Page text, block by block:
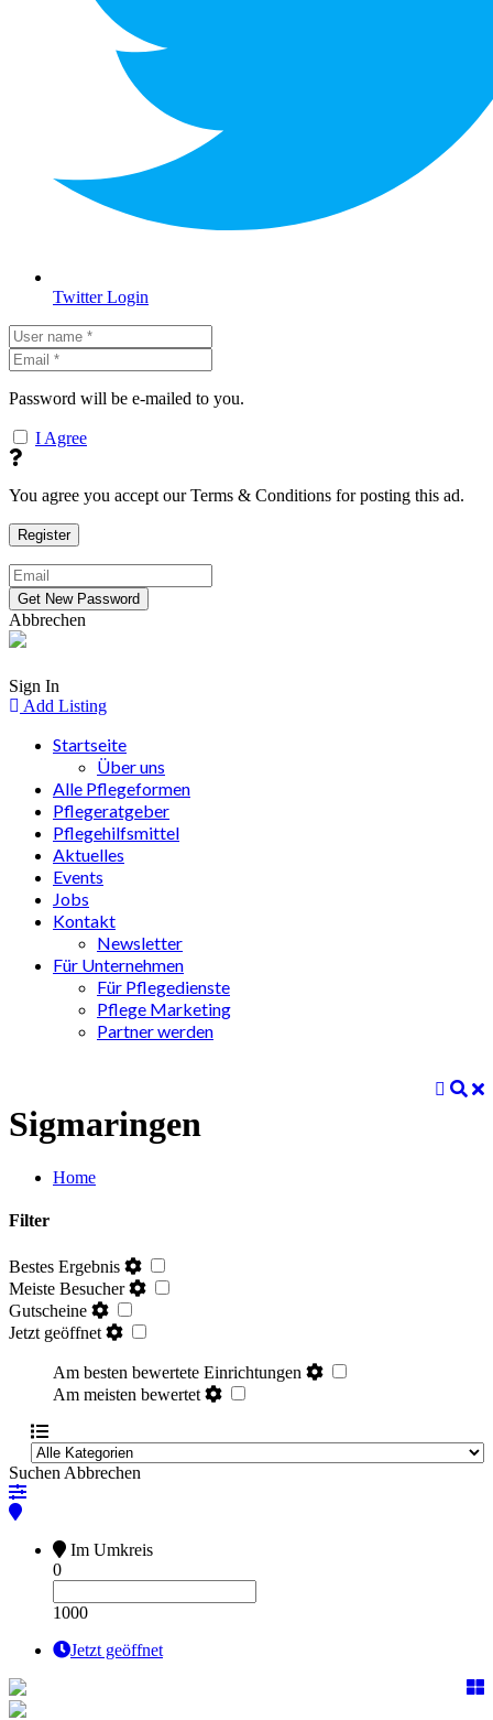
Twitter Login
Password will be e-mailed to you.
I Agree
You agree you accept our Terms & Conditions for posting this ad.
Abbrechen
Sign In
Add Listing
Startseite
Über uns
Alle Pflegeformen
Pflegeratgeber
Pflegehilfsmittel
Aktuelles
Events
Jobs
Kontakt
Newsletter
Für Unternehmen
Für Pflegedienste
Pflege Marketing
Partner werden
Sigmaringen
Home
Filter
Bestes Ergebnis
Meiste Besucher
Gutscheine
Jetzt geöffnet
Am besten bewertete Einrichtungen
Am meisten bewertet
Suchen Abbrechen
Im Umkreis
0
1000
Jetzt geöffnet